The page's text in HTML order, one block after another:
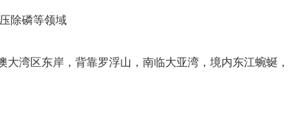
除磷等领域
湾区东岸，背靠罗浮山，南临大亚湾，境内东江蜿蜒，